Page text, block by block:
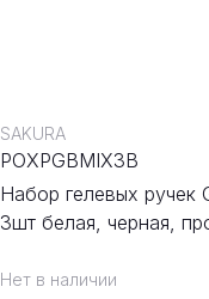
Нет в наличии
Набор гелевых ручек
3шт белая, черная,
SAKURA
POXPGBMIX3B